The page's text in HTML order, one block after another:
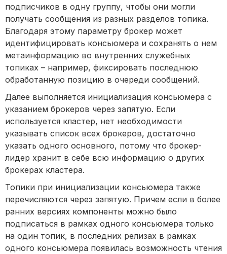
подписчиков в одну группу, чтобы они могли
получать сообщения из разных разделов топика.
Благодаря этому параметру брокер может
идентифицировать консьюмера и сохранять о нем
метаинформацию во внутренних служебных
топиках – например, фиксировать последнюю
обработанную позицию в очереди сообщений.
Далее выполняется инициализация консьюмера с
указанием брокеров через запятую. Если
используется кластер, нет необходимости
указывать список всех брокеров, достаточно
указать одного основного, потому что брокер-
лидер хранит в себе всю информацию о других
брокерах кластера.
Топики при инициализации консьюмера также
перечисляются через запятую. Причем если в более
ранних версиях компоненты можно было
подписаться в рамках одного консьюмера только
на один топик, в последних релизах в рамках
одного консьюмера появилась возможность чтения